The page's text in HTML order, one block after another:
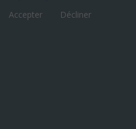
Accepter
Décliner